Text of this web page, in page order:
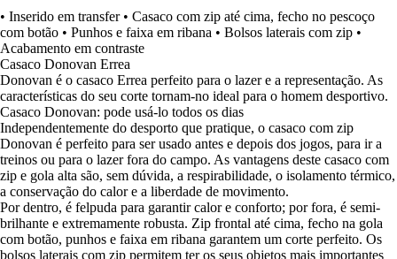
• Inserido em transfer • Casaco com zip até cima, fecho no pescoço
com botão • Punhos e faixa em ribana • Bolsos laterais com zip •
Acabamento em contraste
Casaco Donovan Errea
Donovan é o casaco Errea perfeito para o lazer e a representação. As
características do seu corte tornam-no ideal para o homem desportivo.
Casaco Donovan: pode usá-lo todos os dias
Independentemente do desporto que pratique, o casaco com zip
Donovan é perfeito para ser usado antes e depois dos jogos, para ir a
treinos ou para o lazer fora do campo. As vantagens deste casaco com
zip e gola alta são, sem dúvida, a respirabilidade, o isolamento térmico,
a conservação do calor e a liberdade de movimento.
Por dentro, é felpuda para garantir calor e conforto; por fora, é semi-
brilhante e extremamente robusta. Zip frontal até cima, fecho na gola
com botão, punhos e faixa em ribana garantem um corte perfeito. Os
bolsos laterais com zip permitem ter os seus objetos mais importantes